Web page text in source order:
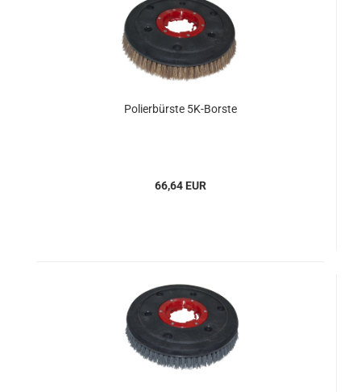
Polierbürste 5K-Borste
66,64 EUR